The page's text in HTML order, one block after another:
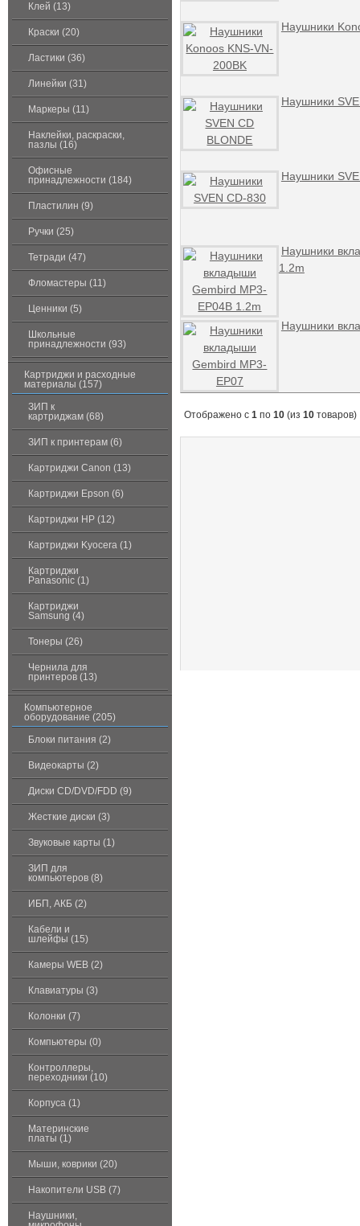
Клей (13)
Краски (20)
Ластики (36)
Линейки (31)
Маркеры (11)
Наклейки, раскраски,
пазлы (16)
Офисные
принадлежности (184)
Пластилин (9)
Ручки (25)
Тетради (47)
Фломастеры (11)
Ценники (5)
Школьные
принадлежности (93)
Картриджи и расходные
материалы (157)
ЗИП к
картриджам (68)
ЗИП к принтерам (6)
Картриджи Canon (13)
Картриджи Epson (6)
Картриджи HP (12)
Картриджи Kyocera (1)
Картриджи
Panasonic (1)
Картриджи
Samsung (4)
Тонеры (26)
Чернила для
принтеров (13)
Компьютерное
оборудование (205)
Блоки питания (2)
Видеокарты (2)
Диски CD/DVD/FDD (9)
Жесткие диски (3)
Звуковые карты (1)
ЗИП для
компьютеров (8)
ИБП, АКБ (2)
Кабели и
шлейфы (15)
Камеры WEB (2)
Клавиатуры (3)
Колонки (7)
Компьютеры (0)
Контроллеры,
переходники (10)
Корпуса (1)
Материнские
платы (1)
Мыши, коврики (20)
Накопители USB (7)
Наушники,
Наушники
Наушники
Наушники
Наушники
1.2m
Наушники
Отображено с 1 по 10 (из 10 товаров)